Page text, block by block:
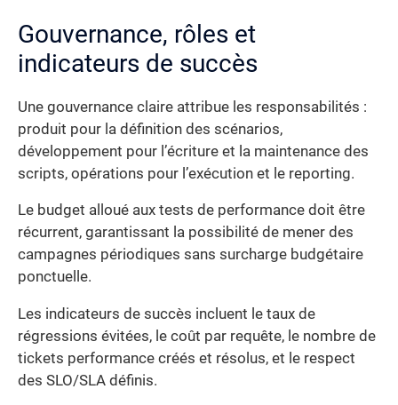
Gouvernance, rôles et
indicateurs de succès
Une gouvernance claire attribue les responsabilités :
produit pour la définition des scénarios,
développement pour l’écriture et la maintenance des
scripts, opérations pour l’exécution et le reporting.
Le budget alloué aux tests de performance doit être
récurrent, garantissant la possibilité de mener des
campagnes périodiques sans surcharge budgétaire
ponctuelle.
Les indicateurs de succès incluent le taux de
régressions évitées, le coût par requête, le nombre de
tickets performance créés et résolus, et le respect
des SLO/SLA définis.